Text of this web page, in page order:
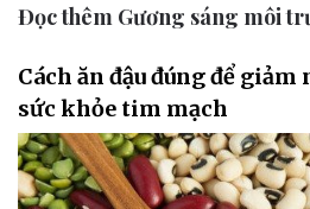
Đọc thêm Gương sáng môi
Cách ăn đậu đúng để
sức khỏe tim mạch